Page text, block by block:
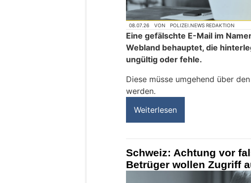
08.07.26 VON POLIZEI.NEWS REDAKTION
Eine gefälschte E-Mail im
Webland behauptet, die
ungültig oder fehle.
Diese müsse umgehend über
werden.
Weiterlesen
Schweiz: Achtung vor
Betrüger wollen Zugriff